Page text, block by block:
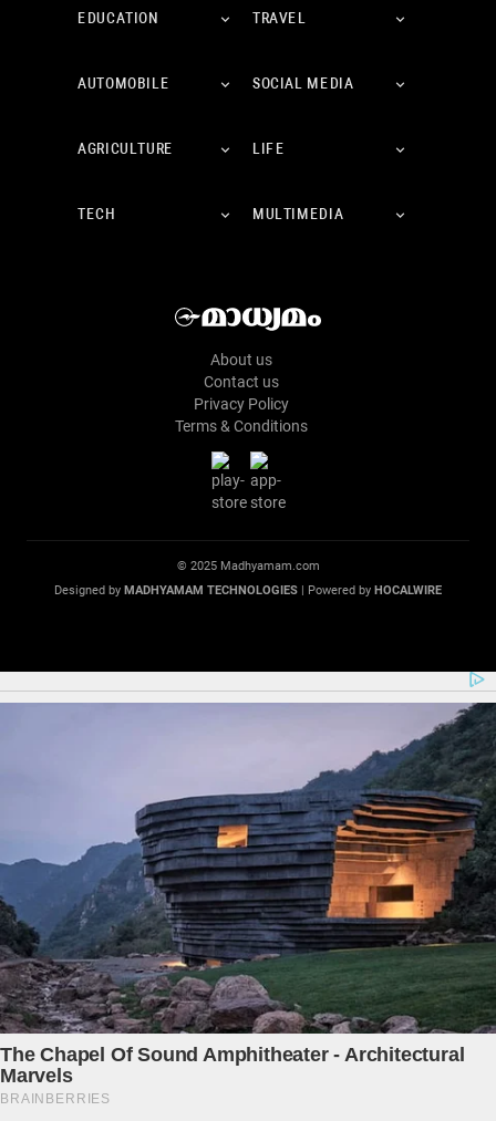
EDUCATION TRAVEL
AUTOMOBILE SOCIAL MEDIA
AGRICULTURE LIFE
TECH MULTIMEDIA
About us
Contact us
Privacy Policy
Terms & Conditions
© 2025 Madhyamam.com
Designed by MADHYAMAM TECHNOLOGIES | Powered by HOCALWIRE